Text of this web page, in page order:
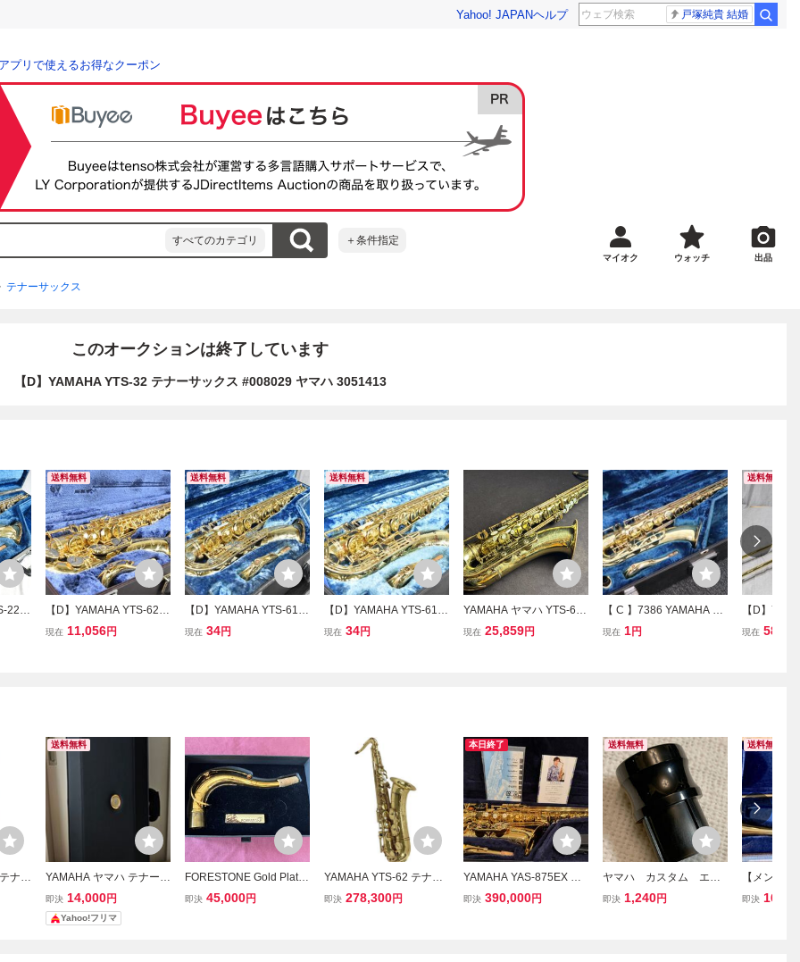
Yahoo! JAPANヘルプ 戸塚純貴 結婚
プリで使えるお得なクーポン
すべてのカテゴリ ＋条件指定
マイオク ウォッチ 出品
テナーサックス
このオークションは終了しています
【D】YAMAHA YTS-32 テナーサックス #008029 ヤマハ 3051413
22
送料無料
【D】YAMAHA YTS-62
テナーサックス ヤマハ 33
現在 11,056円
送料無料
【D】YAMAHA YTS-61
テナーサックス ヤマハ 33
現在 34円
送料無料
【D】YAMAHA YTS-61
テナーサックス ヤマハ ②
現在 34円
YAMAHA ヤマハ YTS-61
テナーサックス
現在 25,859円
【 C 】7386 YAMAHA YT
S-31 #1735 テナーサック
現在 1円
送料無料
【D】
GOR テナ
現在
ナー
送料無料
YAMAHA ヤマハ テナーサ
ックス用 セミハードケー
ス 日本製
即決 14,000円
Yahoo!フリマ
FORESTONE Gold Plate
d Tenor Neck フォレスト
即決 45,000円
YAMAHA YTS-62 テナー
サックス 初期型 木管 楽
即決 278,300円
本日終了
YAMAHA YAS-875EX ア
ルトサックス ヤマハ カス
即決 390,000円
送料無料
ヤマハ カスタム エン
ドプラグ テナーサック
即決 1,240円
送料無料
【メンテ
AHA ヤマ
即決